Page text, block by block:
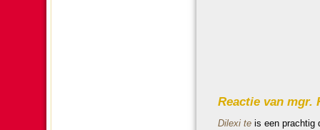
Reactie van mgr.
Dilexi te is een prach­tig